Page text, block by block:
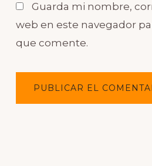
Guarda mi nombre,
web en este navegador
que comente.